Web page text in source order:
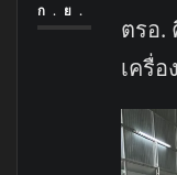
ก.ย.
ตรอ.
เครื่